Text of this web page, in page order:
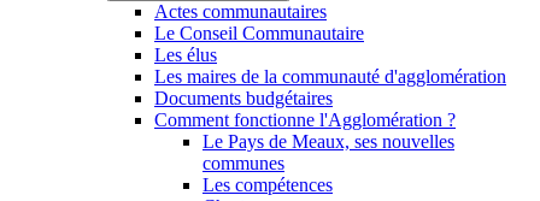
Actes communautaires
Le Conseil Communautaire
Les élus
Les maires de la communauté d'agglomération
Documents budgétaires
Comment fonctionne l'Agglomération ?
Le Pays de Meaux, ses nouvelles
communes
Les compétences